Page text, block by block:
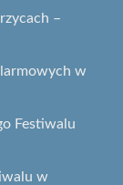
–
w
Festiwalu
w